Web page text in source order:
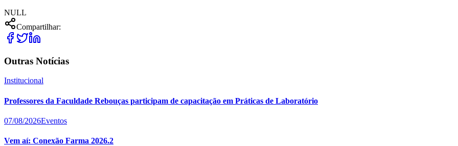
NULL
Compartilhar:
Outras Notícias
Institucional
Professores da Faculdade Rebouças participam de capacitação em Práticas de Laboratório
07/08/2026Eventos
Vem aí: Conexão Farma 2026.2